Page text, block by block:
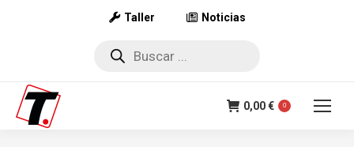
Taller Noticias
Búsqueda
0,00€ 0